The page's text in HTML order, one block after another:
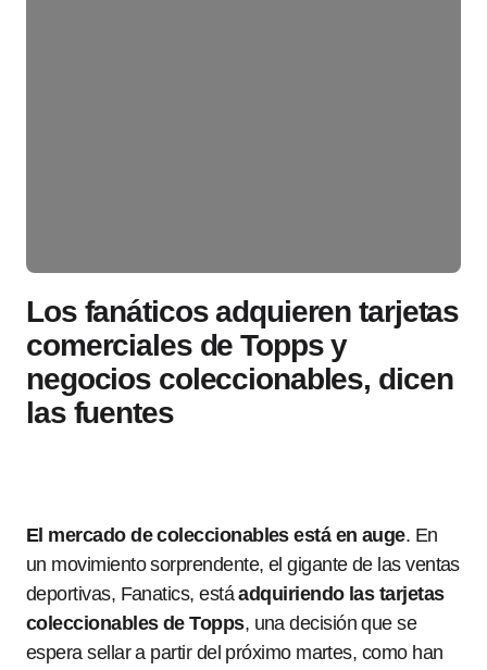
Los fanáticos adquieren tarjetas
comerciales de Topps y
negocios coleccionables, dicen
las fuentes
El mercado de coleccionables está en auge. En
un movimiento sorprendente, el gigante de las ventas
deportivas, Fanatics, estáadquiriendo las tarjetas
coleccionables de Topps, una decisión que se
espera sellar a partir del próximo martes, como han